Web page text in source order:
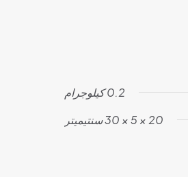
0.2 كيلوجرام
20 × 5 × 30 سنتيميتر